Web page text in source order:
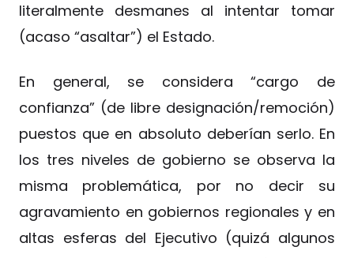
literalmente desmanes al intentar tomar
(acaso “asaltar”) el Estado.
En general, se considera “cargo de
confianza” (de libre designación/remoción)
puestos que en absoluto deberían serlo. En
los tres niveles de gobierno se observa la
misma problemática, por no decir su
agravamiento en gobiernos regionales y en
altas esferas del Ejecutivo (quizá algunos